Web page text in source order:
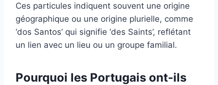
Ces particules indiquent souvent une origine
géographique ou une origine plurielle, comme
‘dos Santos’ qui signifie ‘des Saints’, reflétant
un lien avec un lieu ou un groupe familial.
Pourquoi les Portugais ont-ils